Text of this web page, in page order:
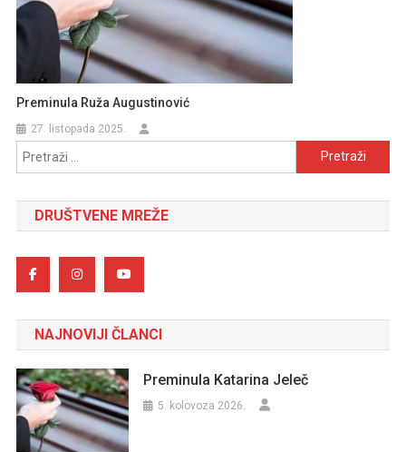
Preminula Ruža Augustinović
27. listopada 2025.
Pretraži:
DRUŠTVENE MREŽE
NAJNOVIJI ČLANCI
Preminula Katarina Jeleč
5. kolovoza 2026.